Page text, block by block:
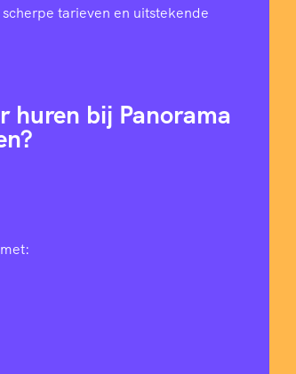
tarieven en uitstekende
huren bij Panorama